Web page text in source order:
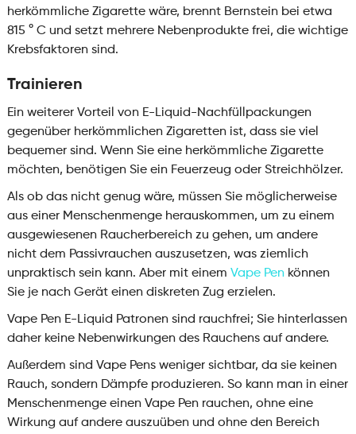
herkömmliche Zigarette wäre, brennt Bernstein bei etwa
815 ° C und setzt mehrere Nebenprodukte frei, die wichtige
Krebsfaktoren sind.
Trainieren
Ein weiterer Vorteil von E-Liquid-Nachfüllpackungen
gegenüber herkömmlichen Zigaretten ist, dass sie viel
bequemer sind. Wenn Sie eine herkömmliche Zigarette
möchten, benötigen Sie ein Feuerzeug oder Streichhölzer.
Als ob das nicht genug wäre, müssen Sie möglicherweise
aus einer Menschenmenge herauskommen, um zu einem
ausgewiesenen Raucherbereich zu gehen, um andere
nicht dem Passivrauchen auszusetzen, was ziemlich
unpraktisch sein kann. Aber mit einem Vape Penkönnen
Sie je nach Gerät einen diskreten Zug erzielen.
Vape Pen E-Liquid Patronen sind rauchfrei; Sie hinterlassen
daher keine Nebenwirkungen des Rauchens auf andere.
Außerdem sind Vape Pens weniger sichtbar, da sie keinen
Rauch, sondern Dämpfe produzieren. So kann man in einer
Menschenmenge einen Vape Pen rauchen, ohne eine
Wirkung auf andere auszuüben und ohne den Bereich